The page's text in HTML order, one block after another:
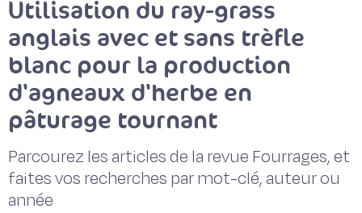
Utilisation du ray-grass
anglais avec et sans trèfle
blanc pour la production
d'agneaux d'herbe en
pâturage tournant
Parcourez les articles de la revue Fourrages, et
faites vos recherches par mot-clé, auteur ou
année